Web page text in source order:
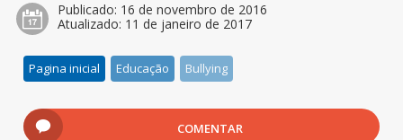
Publicado: 16 de novembro de 2016
Atualizado: 11 de janeiro de 2017
Pagina inicial Educação Bullying
COMENTAR